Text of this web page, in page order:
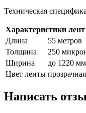
Техническая
Характеристики
Длина
55 метров
Толщина
250
Ширина
до 1220
Цвет ленты прозрачная
Написать